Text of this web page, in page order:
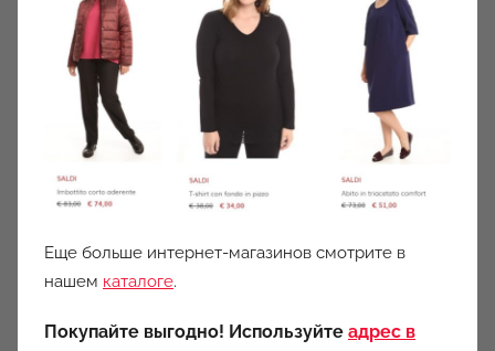
Еще больше интернет-магазинов смотрите в
нашем каталоге.
Покупайте выгодно! Используйте адрес в